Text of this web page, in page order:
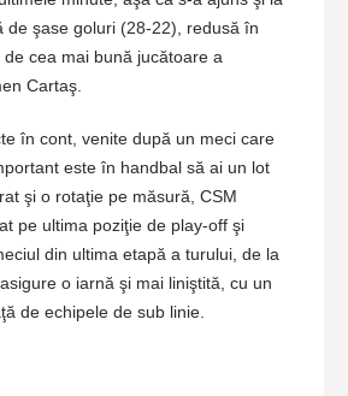
de şase goluri (28-22), redusă în
de cea mai bună jucătoare a
Cartaş.
în cont, venite după un meci care
este în handbal să ai un lot
şi o rotaţie pe măsură, CSM
pe ultima poziţie de play-off şi
din ultima etapă a turului, de la
o iarnă şi mai liniştită, cu un
de echipele de sub linie.